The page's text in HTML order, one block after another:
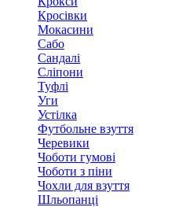
Кросівки
Мокасини
Сабо
Сандалі
Сліпони
Туфлі
Уги
Устілка
Футбольне взуття
Черевики
Чоботи гумові
Чоботи з піни
Чохли для взуття
Шльопанці